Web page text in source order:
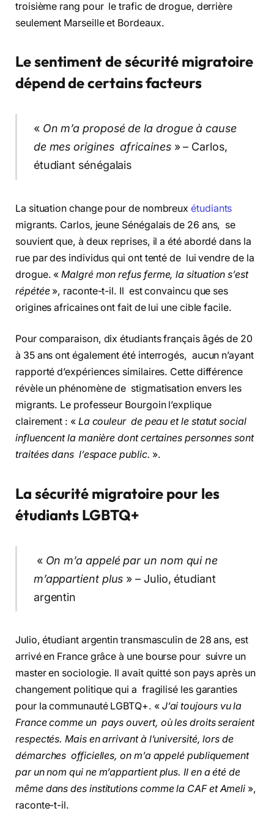
troisième rang pour le trafic de drogue, derrière
seulement Marseille et Bordeaux.
Le sentiment de sécurité migratoire
dépend de certains facteurs
« On m’a proposé de la drogue à cause
de mes origines africaines» – Carlos,
étudiant sénégalais
La situation change pour de nombreuxétudiants
migrants. Carlos, jeune Sénégalais de 26 ans, se
souvient que, à deux reprises, il a été abordé dans la
rue par des individus qui ont tenté de lui vendre de la
drogue. « Malgré mon refus ferme, la situation s’est
répétée», raconte-t-il. Il est convaincu que ses
origines africaines ont fait de lui une cible facile.
Pour comparaison, dix étudiants français âgés de 20
à 35 ans ont également été interrogés, aucun n’ayant
rapporté d’expériences similaires. Cette différence
révèle un phénomène de stigmatisation envers les
migrants. Le professeur Bourgoin l’explique
clairement : « La couleur de peau et le statut social
influencent la manière dont certaines personnes sont
traitées dans l’espace public. ».
La sécurité migratoire pour les
étudiants LGBTQ+
« On m’a appelé par un nom qui ne
m’appartient plus » – Julio, étudiant
argentin
Julio, étudiant argentin transmasculin de 28 ans, est
arrivé en France grâce à une bourse pour suivre un
master en sociologie. Il avait quitté son pays après un
changement politique qui a fragilisé les garanties
pour la communauté LGBTQ+. « J’ai toujours vu la
France comme un pays ouvert, où les droits seraient
respectés. Mais en arrivant à l’université, lors de
démarches officielles, on m’a appelé publiquement
par un nom qui ne m’appartient plus. Il en a été de
même dans des institutions comme la CAF et Ameli »,
raconte-t-il.